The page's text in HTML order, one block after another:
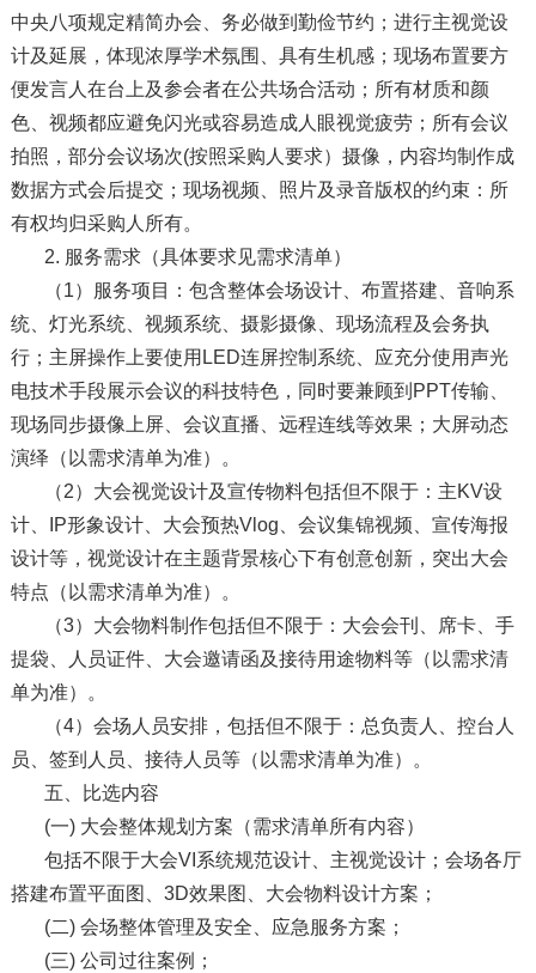
中央八项规定精简办会、务必做到勤俭节约；进行主视觉设
计及延展，体现浓厚学术氛围、具有生机感；现场布置要方
便发言人在台上及参会者在公共场合活动；所有材质和颜
色、视频都应避免闪光或容易造成人眼视觉疲劳；所有会议
拍照，部分会议场次(按照采购人要求）摄像，内容均制作成
数据方式会后提交；现场视频、照片及录音版权的约束：所
有权均归采购人所有。
2. 服务需求（具体要求见需求清单）
（1）服务项目：包含整体会场设计、布置搭建、音响系
统、灯光系统、视频系统、摄影摄像、现场流程及会务执
行；主屏操作上要使用LED连屏控制系统、应充分使用声光
电技术手段展示会议的科技特色，同时要兼顾到PPT传输、
现场同步摄像上屏、会议直播、远程连线等效果；大屏动态
演绎（以需求清单为准）。
（2）大会视觉设计及宣传物料包括但不限于：主KV设
计、IP形象设计、大会预热Vlog、会议集锦视频、宣传海报
设计等，视觉设计在主题背景核心下有创意创新，突出大会
特点（以需求清单为准）。
（3）大会物料制作包括但不限于：大会会刊、席卡、手
提袋、人员证件、大会邀请函及接待用途物料等（以需求清
单为准）。
（4）会场人员安排，包括但不限于：总负责人、控台人
员、签到人员、接待人员等（以需求清单为准）。
五、比选内容
(一) 大会整体规划方案（需求清单所有内容）
包括不限于大会VI系统规范设计、主视觉设计；会场各厅
搭建布置平面图、3D效果图、大会物料设计方案；
(二) 会场整体管理及安全、应急服务方案；
(三) 公司过往案例；